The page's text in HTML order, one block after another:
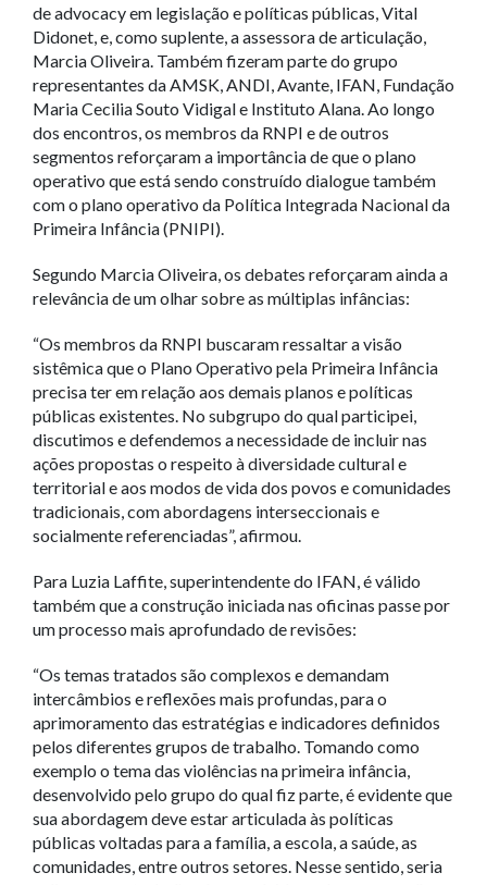
de advocacy em legislação e políticas públicas, Vital
Didonet, e, como suplente, a assessora de articulação,
Marcia Oliveira. Também fizeram parte do grupo
representantes da AMSK, ANDI, Avante, IFAN, Fundação
Maria Cecilia Souto Vidigal e Instituto Alana. Ao longo
dos encontros, os membros da RNPI e de outros
segmentos reforçaram a importância de que o plano
operativo que está sendo construído dialogue também
com o plano operativo da Política Integrada Nacional da
Primeira Infância (PNIPI).
Segundo Marcia Oliveira, os debates reforçaram ainda a
relevância de um olhar sobre as múltiplas infâncias:
“Os membros da RNPI buscaram ressaltar a visão
sistêmica que o Plano Operativo pela Primeira Infância
precisa ter em relação aos demais planos e políticas
públicas existentes. No subgrupo do qual participei,
discutimos e defendemos a necessidade de incluir nas
ações propostas o respeito à diversidade cultural e
territorial e aos modos de vida dos povos e comunidades
tradicionais, com abordagens interseccionais e
socialmente referenciadas”, afirmou.
Para Luzia Laffite, superintendente do IFAN, é válido
também que a construção iniciada nas oficinas passe por
um processo mais aprofundado de revisões:
“Os temas tratados são complexos e demandam
intercâmbios e reflexões mais profundas, para o
aprimoramento das estratégias e indicadores definidos
pelos diferentes grupos de trabalho. Tomando como
exemplo o tema das violências na primeira infância,
desenvolvido pelo grupo do qual fiz parte, é evidente que
sua abordagem deve estar articulada às políticas
públicas voltadas para a família, a escola, a saúde, as
comunidades, entre outros setores. Nesse sentido, seria